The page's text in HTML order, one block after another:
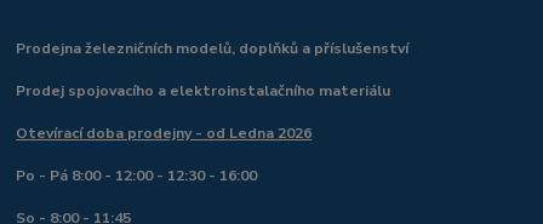
Prodejna železničních modelů, doplňků a příslušenství
Prodej spojovacího a elektroinstalačního materiálu
Otevírací doba prodejny - od Ledna 2026
Po - Pá 8:00 - 12:00 - 12:30 - 16:00
So - 8:00 - 11:45